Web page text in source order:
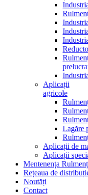
Aplicații
agricole
Lagăre
Aplicații de
Aplicații
Mentenența
Rețeaua de
Noutăți
Contact